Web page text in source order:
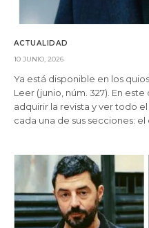
ACTUALIDAD
10 JUNIO, 2026
Ya está disponible en los
Leer (junio, núm. 327). En
adquirir la revista y ver todo
cada una de sus secciones: el